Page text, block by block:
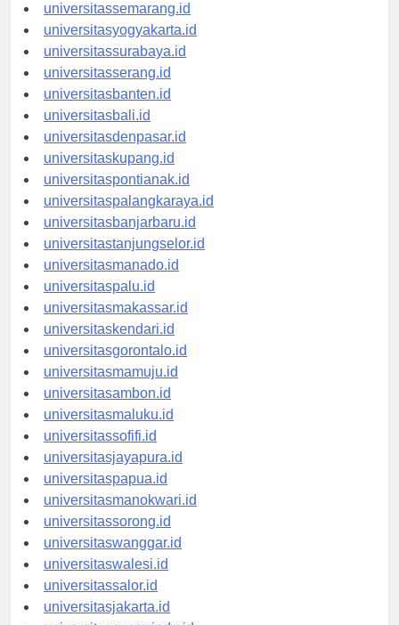
universitassemarang.id
universitasyogyakarta.id
universitassurabaya.id
universitasserang.id
universitasbanten.id
universitasbali.id
universitasdenpasar.id
universitaskupang.id
universitaspontianak.id
universitaspalangkaraya.id
universitasbanjarbaru.id
universitastanjungselor.id
universitasmanado.id
universitaspalu.id
universitasmakassar.id
universitaskendari.id
universitasgorontalo.id
universitasmamuju.id
universitasambon.id
universitasmaluku.id
universitassofifi.id
universitasjayapura.id
universitaspapua.id
universitasmanokwari.id
universitassorong.id
universitaswanggar.id
universitaswalesi.id
universitassalor.id
universitasjakarta.id